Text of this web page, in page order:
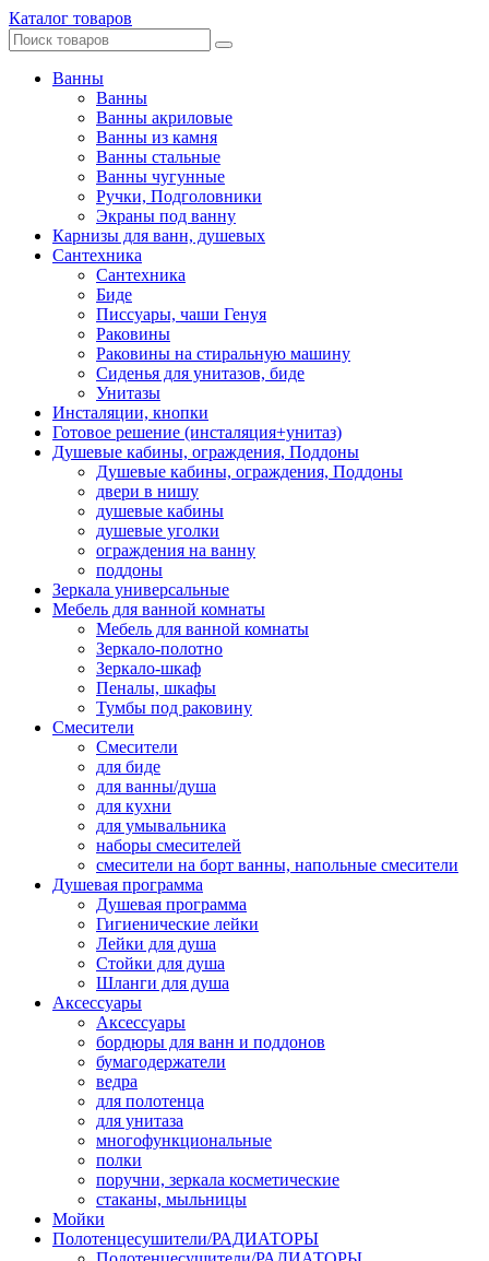
Каталог товаров
Ванны
Ванны
Ванны акриловые
Ванны из камня
Ванны стальные
Ванны чугунные
Ручки, Подголовники
Экраны под ванну
Карнизы для ванн, душевых
Сантехника
Сантехника
Биде
Писсуары, чаши Генуя
Раковины
Раковины на стиральную машину
Сиденья для унитазов, биде
Унитазы
Инсталяции, кнопки
Готовое решение (инсталяция+унитаз)
Душевые кабины, ограждения, Поддоны
Душевые кабины, ограждения, Поддоны
двери в нишу
душевые кабины
душевые уголки
ограждения на ванну
поддоны
Зеркала универсальные
Мебель для ванной комнаты
Мебель для ванной комнаты
Зеркало-полотно
Зеркало-шкаф
Пеналы, шкафы
Тумбы под раковину
Смесители
Смесители
для биде
для ванны/душа
для кухни
для умывальника
наборы смесителей
смесители на борт ванны, напольные смесители
Душевая программа
Душевая программа
Гигиенические лейки
Лейки для душа
Стойки для душа
Шланги для душа
Аксессуары
Аксессуары
бордюры для ванн и поддонов
бумагодержатели
ведра
для полотенца
для унитаза
многофункциональные
полки
поручни, зеркала косметические
стаканы, мыльницы
Мойки
Полотенцесушители/РАДИАТОРЫ